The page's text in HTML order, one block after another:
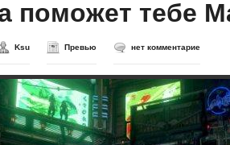
поможет тебе
Ksu Превью нет комментарие